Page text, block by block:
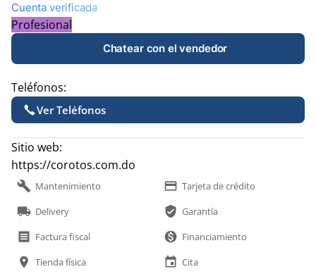
Cuenta verificada
Profesional
Chatear con el vendedor
Teléfonos:
Ver Teléfonos
Sitio web:
https://corotos.com.do
build Mantenimiento payment Tarjeta de crédito
local_shipping Delivery verified_user Garantía
receipt Factura fiscal monetization_on Financiamiento
location_on Tienda física event Cita